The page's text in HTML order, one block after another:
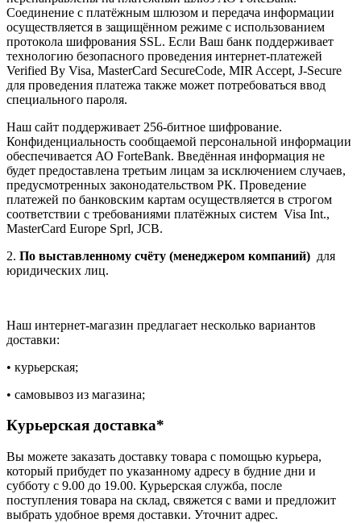
Соединение с платёжным шлюзом и передача информации
осуществляется в защищённом режиме с использованием
протокола шифрования SSL. Если Ваш банк поддерживает
технологию безопасного проведения интернет-платежей
Verified By Visa, MasterCard SecureCode, MIR Accept, J-Secure
для проведения платежа также может потребоваться ввод
специального пароля.
Наш сайт поддерживает 256-битное шифрование.
Конфиденциальность сообщаемой персональной информации
обеспечивается АО ForteBank. Введённая информация не
будет предоставлена третьим лицам за исключением случаев,
предусмотренных законодательством РК. Проведение
платежей по банковским картам осуществляется в строгом
соответствии с требованиями платёжных систем Visa Int.,
MasterCard Europe Sprl, JCB.
2. По выставленному счёту (менеджером компаний) для
юридических лиц.
Наш интернет-магазин предлагает несколько вариантов
доставки:
• курьерская;
• самовывоз из магазина;
Курьерская доставка*
Вы можете заказать доставку товара с помощью курьера,
который прибудет по указанному адресу в будние дни и
субботу с 9.00 до 19.00. Курьерская служба, после
поступления товара на склад, свяжется с вами и предложит
выбрать удобное время доставки. Уточнит адрес.